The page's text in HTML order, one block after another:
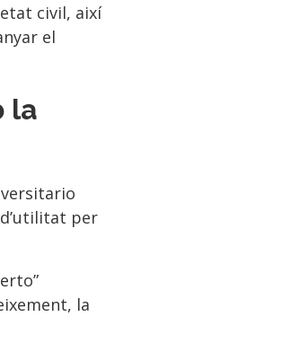
civil, així
el
la
per
la